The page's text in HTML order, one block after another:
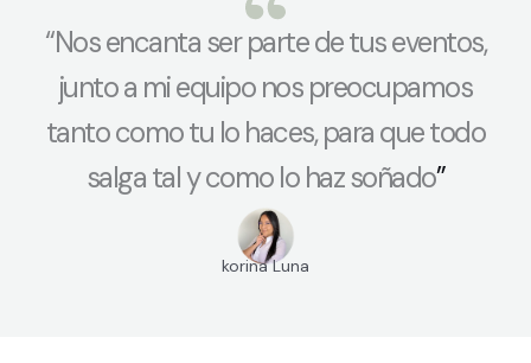
“Nos encanta ser parte de tus eventos,
junto a mi equipo nos preocupamos
tanto como tu lo haces, para que todo
salga tal y como lo haz soñado”
korina Luna